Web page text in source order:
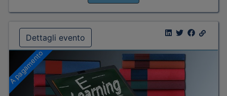
Dettagli evento
A pagamento